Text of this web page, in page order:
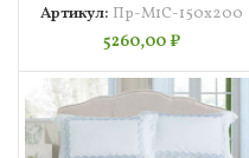
Артикул: Пр-М1С-150х200
5260,00₽